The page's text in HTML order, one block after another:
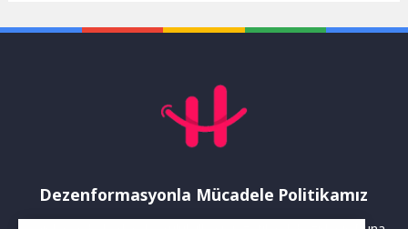
ederek Cumhurbaşkanlığı...
Hüdavendigar Yetenek...
Dezenformasyonla Mücadele Politikamız